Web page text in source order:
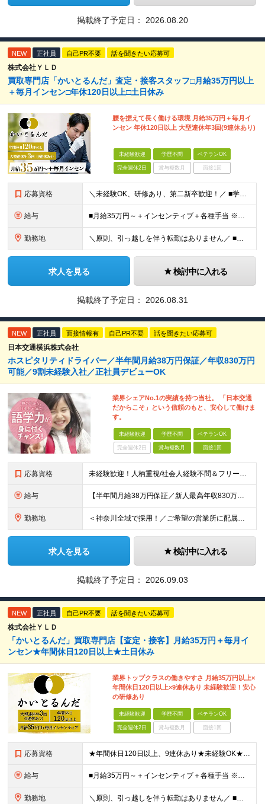
掲載終了予定日： 2026.08.20
NEW 正社員 自己PR不要 話を聞きたい応募可
株式会社ＹＬＤ
買取専⾨店「かいとるんだ」査定・接客スタッフ□⽉給35万円以上
＋毎⽉インセン□年休120日以上□土日休み
腰を据えて⻑く働ける環境 ⽉給35万円＋毎⽉イ
ンセン 年休120⽇以上 ⼤型連休年3回(9連休あり)
未経験歓迎 学歴不問 ベテランOK
完全週休2日 賞与複数月 面接1回
応募資格 ＼未経験OK、研修あり、第二新卒歓迎！／ ■学歴不問 アパレル・飲食・ホテル等での接客経験も即戦力として活かせます！ ＼当社は、下記のような⽅も歓迎しています／ ◎査定スキルを習得したい方 ◎接客経
給与 ■月給35万円～＋インセンティブ＋各種手当 ※固定残業代（月45時間分87,600円～）を含む。超過した場合は別途残業代を支給いたします ※経験・年齢などを考慮の上、決定します ※試用期間3ヶ月あり
勤務地 ＼原則、引っ越しを伴う転勤はありません／ ■阿佐ヶ谷 東京都杉並区阿佐ヶ谷南1-35-4 SIDEPLACE ASAGAYA ■成城学園前 東京都世田谷区成城2-35-11 ■練馬 東京都練馬区
求人を見る 検討中に入れる
掲載終了予定日： 2026.08.31
NEW 正社員 面接情報有 自己PR不要 話を聞きたい応募可
日本交通横浜株式会社
ホスピタリティドライバー／半年間月給38万円保証／年収830万円
可能／9割未経験入社／正社員デビューOK
業界シェアNo.1の実績を持つ当社。 「日本交通
だからこそ」という信頼のもと、安心して働けま
す。
未経験歓迎 学歴不問 ベテランOK
完全週休2日 賞与複数月 面接1回
応募資格 未経験歓迎！人柄重視/社会人経験不問＆フリーターもOK ■普通自動車免許（AT限定可）を取得して1年以上経過している方 ※前職・学歴・ブランク・転職回数などは一切不問です。 <2種免許取得代は全額
給与 【半年間月給38万円保証／新人最高年収830万円／賞与年2回／給料控除を100%撤廃】 6ヶ月間、月給38万円保証＋歩合給＋賞与年2回（川崎／保土ヶ谷／戸塚） ◆保証額を超える売上時は上乗せした給与
勤務地 ＜神奈川全域で採用！／ご希望の営業所に配属＞◎転居を伴う転勤なし！◎U・Iターン歓迎！◎マイカー通勤OK（駐車場完備） 神奈川全域に6拠点（★希望の営業所に配属） ■本社：横浜市戸塚区名瀬町1152
求人を見る 検討中に入れる
掲載終了予定日： 2026.09.03
NEW 正社員 自己PR不要 話を聞きたい応募可
株式会社ＹＬＤ
「かいとるんだ」買取専門店【査定・接客】月給35万円＋毎月イ
ンセン★年間休日120日以上★土日休み
業界トップクラスの働きやすさ ⽉給35万円以上×
年間休⽇120⽇以上×9連休あり 未経験歓迎！安⼼
の研修あり
未経験歓迎 学歴不問 ベテランOK
完全週休2日 賞与複数月 面接1回
応募資格 ★年間休日120日以上、9連休あり★未経験OK★学歴不問＊知識・経験不問＊研修あり＊早期昇格も可■リユース業界で査定スキルを磨きたい方■キャリアアップに意欲的な方 ＊未経験OK＊研修あり ＊スピード
給与 ■月給35万円～＋インセンティブ＋各種手当 ※固定残業代（月45時間分87,600円～）を含む。超過した場合は別途残業代を支給いたします ※経験・年齢などを考慮の上、決定します ※試用期間3ヶ月あり
勤務地 ＼原則、引っ越しを伴う転勤はありません／ ■阿佐ヶ谷 東京都杉並区阿佐ヶ谷南1-35-4 SIDEPLACE ASAGAYA ■成城学園前 東京都世田谷区成城2-35-11 ■練馬 東京都練馬区